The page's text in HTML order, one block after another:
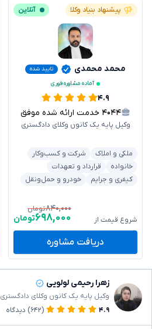
پیشنهاد بنیاد وکلا آنلاین
محمد محمدی
تایید شده
آماده مشاوره فوری
۴.۹
۴۰۴۴ خدمت ارائه شده موفق
وکیل پایه یک کانون وکلای دادگستری
ملکی و املاک
شرکت و کسب‌وکار
خانواده
قرارداد و تعهدات
کیفری و جرایم
خودرو و حمل‌ونقل
شروع قیمت از
۸۴۰,۰۰۰تومان
۶۹۸,۰۰۰تومان
دریافت مشاوره
زهرا رحیمی لولویی
وکیل پایه یک کانون وکلای دادگستری
۴.۹
(۶۴۲) دیدگاه